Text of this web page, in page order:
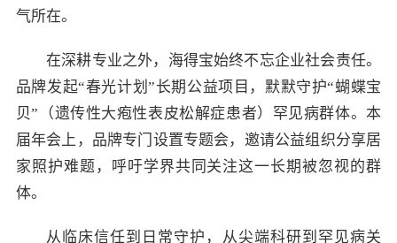
气所在。
在深耕专业之外，海得宝始终不忘企业社会责任。
品牌发起“春光计划”长期公益项目，默默守护“蝴蝶宝
贝”（遗传性大疱性表皮松解症患者）罕见病群体。本
届年会上，品牌专门设置专题会，邀请公益组织分享居
家照护难题，呼吁学界共同关注这一长期被忽视的群
体。
从临床信任到日常守护，从尖端科研到罕见病关